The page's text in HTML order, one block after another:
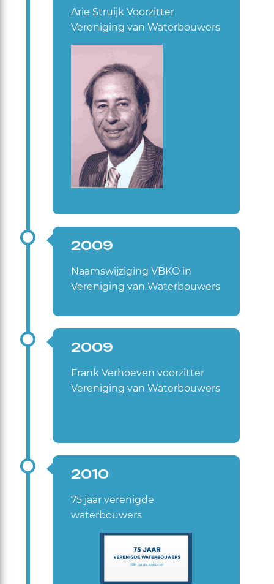
Arie Struijk Voorzitter
Vereniging van Waterbouwers
2009
Naamswijziging VBKO in
Vereniging van Waterbouwers
2009
Frank Verhoeven voorzitter
Vereniging van Waterbouwers
2010
75 jaar verenigde
waterbouwers